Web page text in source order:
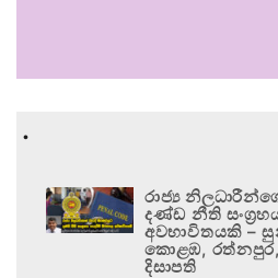
.
රාජ්‍ය
දණ්ඩ නීති
අවභාවිතයකි –
කොළඹ, රත්නපුර,
දිසාපති